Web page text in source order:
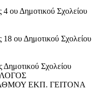
ου Δημοτικού Σχολείου
ου Δημοτικού Σχολείου
Σχολείου
ΕΚΠ. ΓΕΙΤΟΝΑ